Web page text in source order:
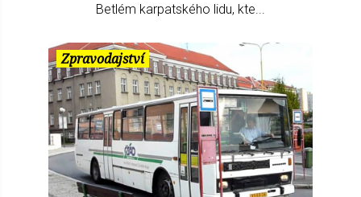
Betlém karpatského lidu, kte...
Zpravodajství